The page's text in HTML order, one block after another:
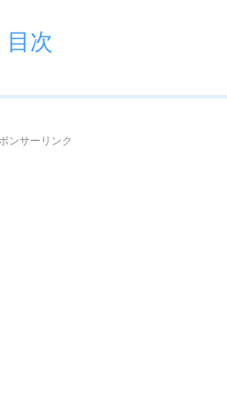
目次
ンサーリンク